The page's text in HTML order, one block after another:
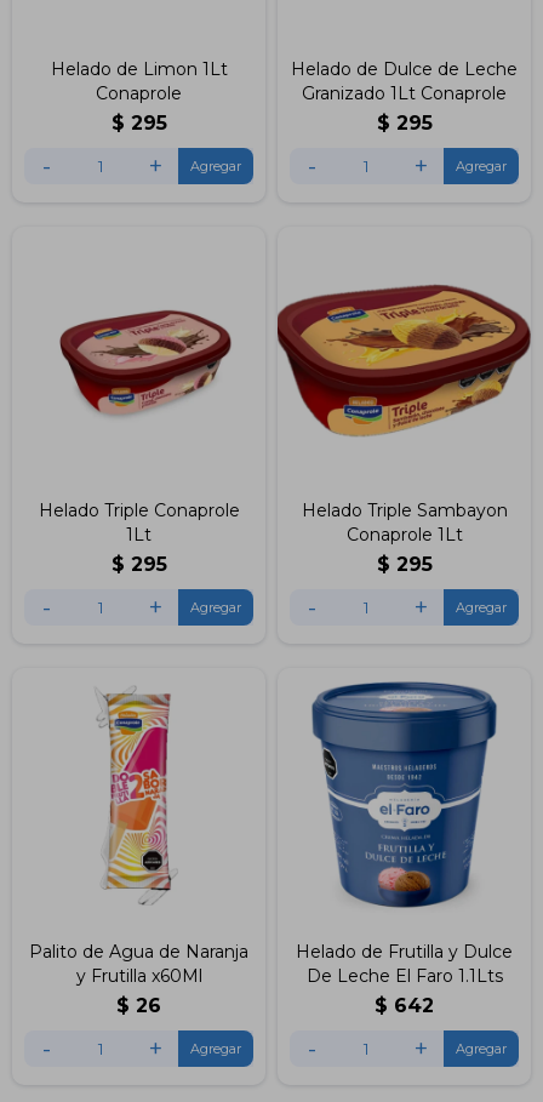
Helado de Limon 1Lt
Conaprole
$ 295
- +
Helado de Dulce de Leche
Granizado 1Lt Conaprole
$ 295
- +
Helado Triple Conaprole
1Lt
$ 295
- +
Helado Triple Sambayon
Conaprole 1Lt
$ 295
- +
Palito de Agua de Naranja
y Frutilla x60Ml
$ 26
- +
Helado de Frutilla y Dulce
De Leche El Faro 1.1Lts
$ 642
- +